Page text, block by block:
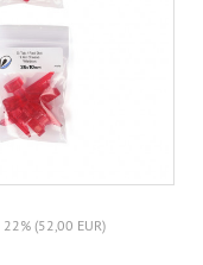
(52,00 EUR)